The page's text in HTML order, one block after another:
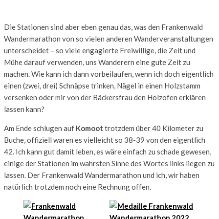
Die Stationen sind aber eben genau das, was den Frankenwald
Wandermarathon von so vielen anderen Wanderveranstaltungen
unterscheidet – so viele engagierte Freiwillige, die Zeit und
Mühe darauf verwenden, uns Wanderern eine gute Zeit zu
machen. Wie kann ich dann vorbeilaufen, wenn ich doch eigentlich
einen (zwei, drei) Schnäpse trinken, Nägel in einen Holzstamm
versenken oder mir von der Bäckersfrau den Holzofen erklären
lassen kann?
Am Ende schlugen auf Komoot trotzdem über 40 Kilometer zu
Buche, offiziell waren es vielleicht so 38-39 von den eigentlich
42. Ich kann gut damit leben, es wäre einfach zu schade gewesen,
einige der Stationen im wahrsten Sinne des Wortes links liegen zu
lassen. Der Frankenwald Wandermarathon und ich, wir haben
natürlich trotzdem noch eine Rechnung offen.